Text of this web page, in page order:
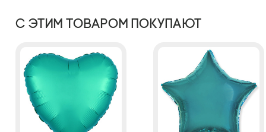
С этим товаром покупают